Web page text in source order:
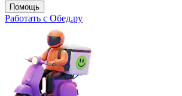
Помощь
Работать с Обед.ру